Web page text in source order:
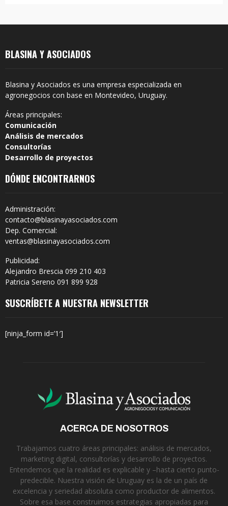
BLASINA Y ASOCIADOS
Blasina y Asociados es una empresa especializada en
agronegocios con base en Montevideo, Uruguay.
Áreas principales:
Comunicación
Análisis de mercados
Consultorías
Desarrollo de proyectos
DÓNDE ENCONTRARNOS
Administración:
contacto@blasinayasociados.com
Dep. Comercial:
ventas@blasinayasociados.com
Publicidad:
Alejandro Brescia 099 210 403
Patricia Sereno 091 899 928
SUSCRÍBETE A NUESTRA NEWSLETTER
[ninja_form id=’1′]
ACERCA DE NOSOTROS
Trabajamos cuatro áreas principales: análisis de mercados,
marketing digital, consultorías y desarrollo de proyectos.
Entendemos que la realidad es explicable y –hasta cierto punto-
predecible. Nuestra visión de Uruguay es la de un país de
excelencia y seriedad absoluta como productor de alimentos.
Sobre esa base construimos estrategias apropiadas para